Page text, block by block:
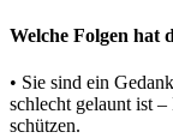
Welche Folgen hat
• Sie sind ein
schlecht gelaunt ist
schützen.